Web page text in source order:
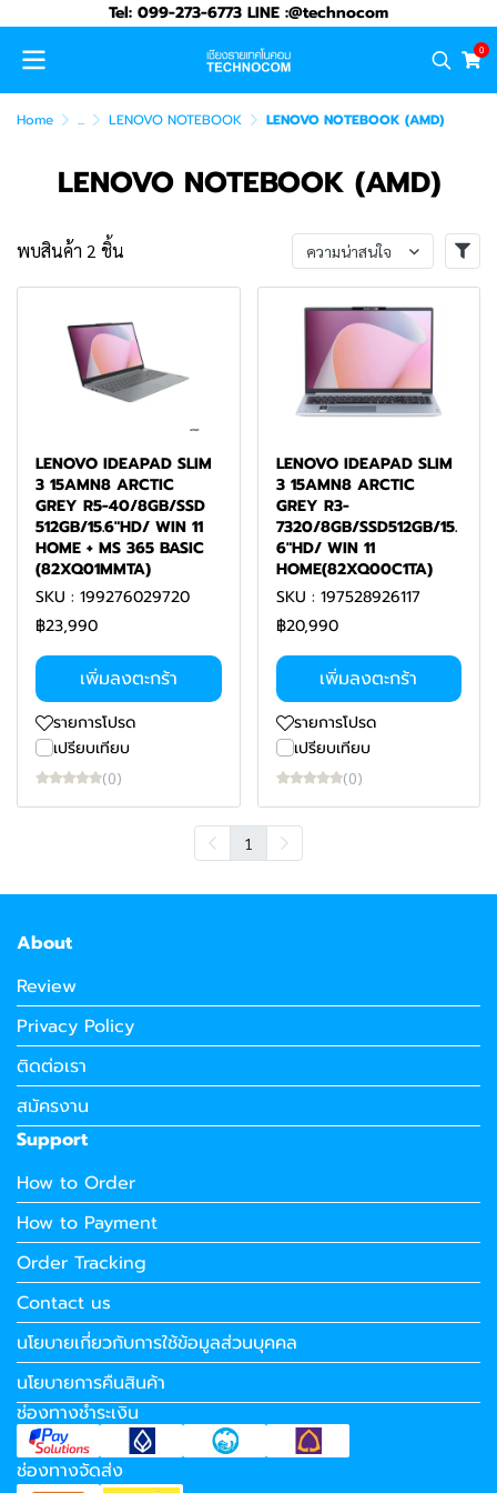
Tel: 099-273-6773 LINE :@technocom
0
Home ... LENOVO NOTEBOOK LENOVO NOTEBOOK (AMD)
LENOVO NOTEBOOK (AMD)
พบสินค้า 2 ชิ้น ความน่าสนใจ
LENOVO IDEAPAD SLIM
3 15AMN8 ARCTIC
GREY R5-40/8GB/SSD
512GB/15.6"HD/ WIN 11
HOME + MS 365 BASIC
(82XQ01MMTA)
SKU : 199276029720
฿23,990
เพิ่มลงตะกร้า
รายการโปรด
เปรียบเทียบ
(0)
LENOVO IDEAPAD SLIM
3 15AMN8 ARCTIC
GREY R3-
7320/8GB/SSD512GB/15.
6"HD/ WIN 11
HOME(82XQ00C1TA)
SKU : 197528926117
฿20,990
เพิ่มลงตะกร้า
รายการโปรด
เปรียบเทียบ
(0)
1
About
Review
Privacy Policy
ติดต่อเรา
สมัครงาน
Support
How to Order
How to Payment
Order Tracking
Contact us
นโยบายเกี่ยวกับการใช้ข้อมูลส่วนบุคคล
นโยบายการคืนสินค้า
ช่องทางชำระเงิน
ช่องทางจัดส่ง